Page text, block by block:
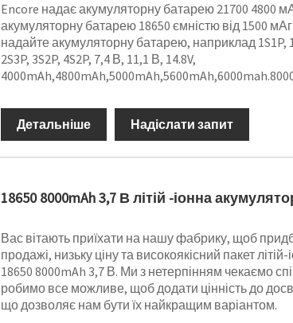
Encore надає акумуляторну батарею 21700 4800
акумуляторну батарею 18650 ємністю від 1500
надайте акумуляторну батарею, наприклад 1S1P,
2S3P, 3S2P, 4S2P, 7,4 В, 11,1 В, 14.8V,
Детальніше Надіслати запит
18650 8000mAh 3,7 В літій -іонна
Вас вітають приїхати на нашу фабрику, щоб
продажі, низьку ціну та високоякісний пакет
18650 8000mAh 3,7 В. Ми з нетерпінням чекаємо
робимо все можливе, щоб додати цінність до
що дозволяє нам бути їх найкращим варіантом.